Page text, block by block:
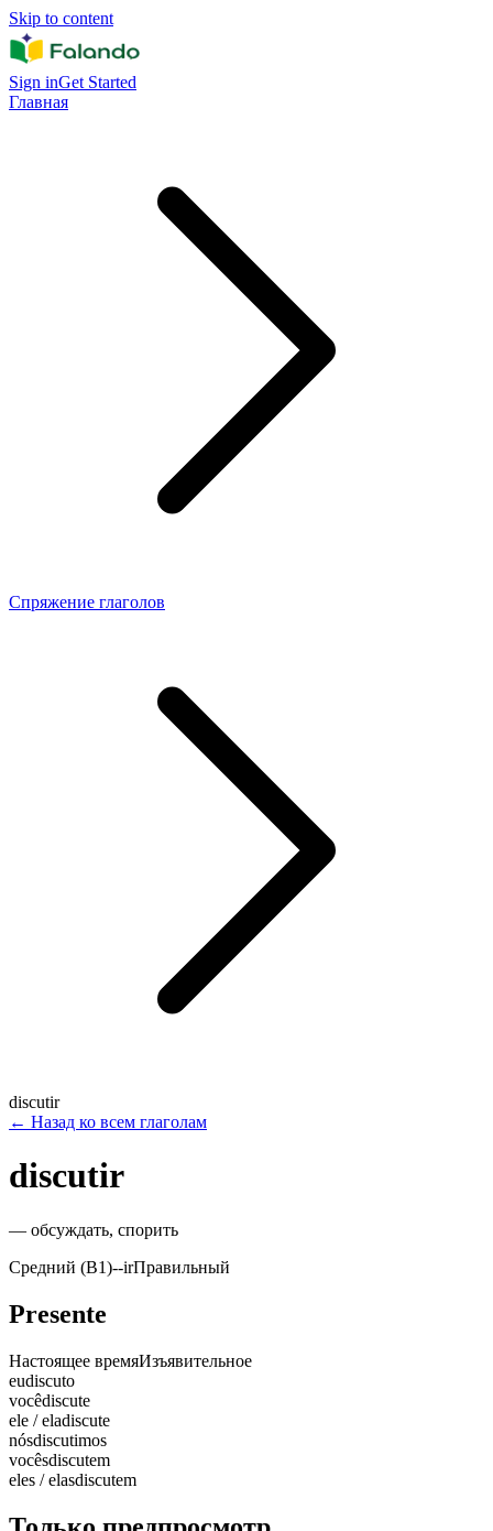
Skip to content
Sign inGet Started
Главная
Спряжение глаголов
discutir
← Назад ко всем глаголам
discutir
— обсуждать, спорить
Средний (B1)--irПравильный
Presente
Настоящее времяИзъявительное
eudiscuto
vocêdiscute
ele / eladiscute
nósdiscutimos
vocêsdiscutem
eles / elasdiscutem